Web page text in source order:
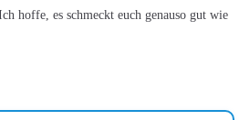
hoffe, es schmeckt euch genauso gut wie